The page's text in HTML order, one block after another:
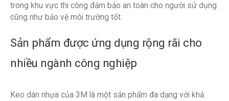
trong khu vực thi công đảm bảo an toàn cho người sử dụng
cũng như bảo vệ môi trường tốt.
Sản phẩm được ứng dụng rộng rãi cho
nhiều ngành công nghiệp
Keo dán nhựa của 3M là một sản phẩm đa dạng với khả